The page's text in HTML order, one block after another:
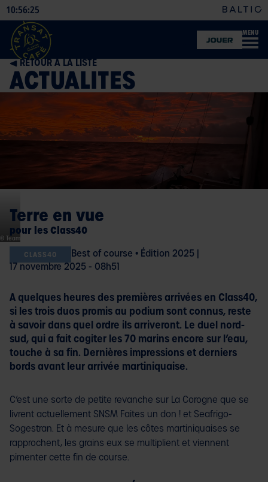
10:56:26
MENU
RETOUR À LA LISTE
ACTUALITES
© Team
Terre en vue
pour les Class40
CLASS40 Best of course • Édition 2025
17 novembre 2025 - 08h51
A quelques heures des premières arrivées en Class40,
si les trois duos promis au podium sont connus, reste
à savoir dans quel ordre ils arriveront. Le duel nord-
sud, qui a fait cogiter les 70 marins encore sur l’eau,
touche à sa fin. Dernières impressions et derniers
bords avant leur arrivée martiniquaise.
C’est une sorte de petite revanche sur La Corogne que se
livrent actuellement SNSM Faites un don ! et Seafrigo-
Sogestran. Et à mesure que les côtes martiniquaises se
rapprochent, les grains eux se multiplient et viennent
pimenter cette fin de course.